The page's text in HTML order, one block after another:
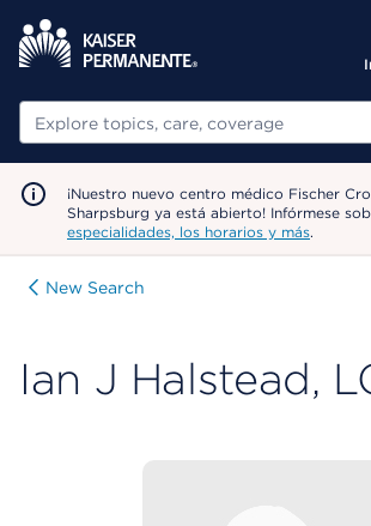
Buscar
¡Nuestro nuevo centro médico Fischer
Sharpsburg ya está abierto! Infórmese
especialidades, los horarios y más.
New Search
Ian J Halstead,